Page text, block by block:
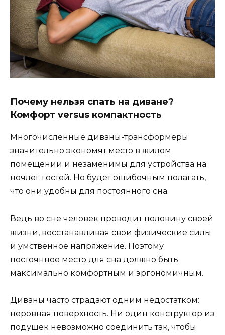
Почему нельзя спать на диване?
Комфорт versus компактность
Многочисленные диваны-трансформеры
значительно экономят место в жилом
помещении и незаменимы для устройства на
ночлег гостей. Но будет ошибочным полагать,
что они удобны для постоянного сна.
Ведь во сне человек проводит половину своей
жизни, восстанавливая свои физические силы
и умственное напряжение. Поэтому
постоянное место для сна должно быть
максимально комфортным и эргономичным.
Диваны часто страдают одним недостатком:
неровная поверхность. Ни один конструктор из
подушек невозможно соединить так, чтобы